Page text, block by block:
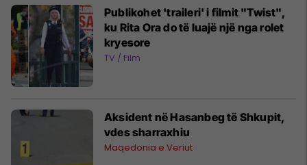
Publikohet 'traileri' i filmit "Twist",
ku Rita Ora do të luajë një nga rolet
kryesore
TV / Film
Aksident në Hasanbeg të Shkupit,
vdes sharraxhiu
Maqedonia e Veriut